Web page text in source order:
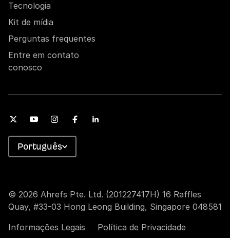
Tecnologia
Kit de mídia
Perguntas frequentes
Entre em contato
conosco
© 2026 Ahrefs Pte. Ltd. (201227417H) 16 Raffles
Quay, #33-03 Hong Leong Building, Singapore 048581
Informações Legais
Política de Privacidade
Português